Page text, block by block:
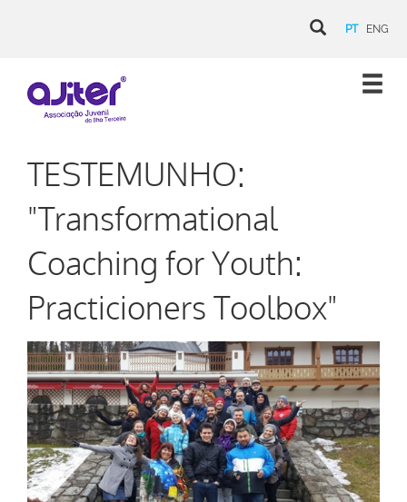
PT ENG
TESTEMUNHO:
"Transformational
Coaching for Youth:
Practicioners Toolbox"